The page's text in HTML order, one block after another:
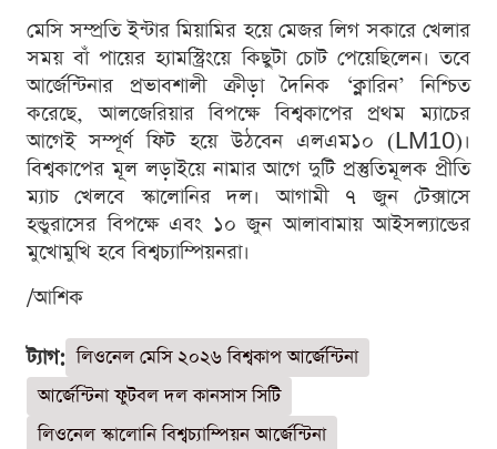
মেসি সম্প্রতি ইন্টার মিয়ামির হয়ে মেজর লিগ সকারে খেলার
সময় বাঁ পায়ের হ্যামস্ট্রিংয়ে কিছুটা চোট পেয়েছিলেন। তবে
আর্জেন্টিনার প্রভাবশালী ক্রীড়া দৈনিক ‘ক্লারিন’ নিশ্চিত
করেছে, আলজেরিয়ার বিপক্ষে বিশ্বকাপের প্রথম ম্যাচের
আগেই সম্পূর্ণ ফিট হয়ে উঠবেন এলএম১০ (LM10)।
বিশ্বকাপের মূল লড়াইয়ে নামার আগে দুটি প্রস্তুতিমূলক প্রীতি
ম্যাচ খেলবে স্কালোনির দল। আগামী ৭ জুন টেক্সাসে
হন্ডুরাসের বিপক্ষে এবং ১০ জুন আলাবামায় আইসল্যান্ডের
মুখোমুখি হবে বিশ্বচ্যাম্পিয়নরা।
/আশিক
ট্যাগ: লিওনেল মেসি ২০২৬ বিশ্বকাপ আর্জেন্টিনা
আর্জেন্টিনা ফুটবল দল কানসাস সিটি
লিওনেল স্কালোনি বিশ্বচ্যাম্পিয়ন আর্জেন্টিনা